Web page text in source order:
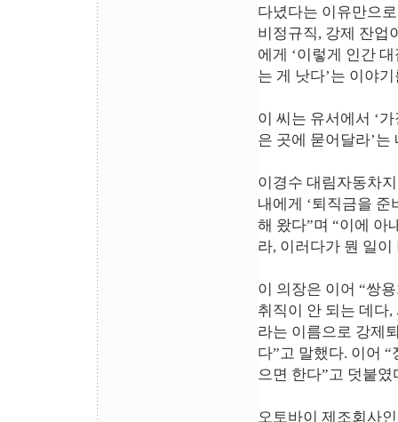
다녔다는 이유만으
비정규직, 강제 잔업
에게 ‘이렇게 인간
는 게 낫다’는 이야
이 씨는 유서에서 ‘
은 곳에 묻어달라’
이경수 대림자동차
내에게 ‘퇴직금을
해 왔다”며 “이에 아
라, 이러다가 뭔 일이
이 의장은 이어 “쌍
취직이 안 되는 데다
라는 이름으로 강제
다”고 말했다. 이어
으면 한다”고 덧붙였
오토바이 제조회사